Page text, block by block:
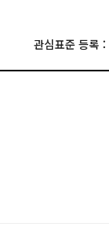
관심표준 등록 :